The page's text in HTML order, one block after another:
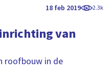
18 feb 2019 2.3k
van
roofbouw in de